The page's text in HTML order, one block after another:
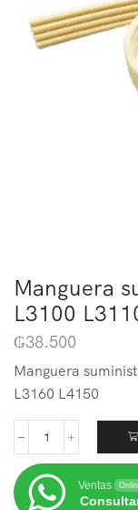
Manguera
L3100
₲38.500
Manguera
L3160 L4150
Ventas